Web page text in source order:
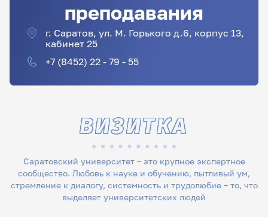
преподавания
г. Саратов, ул. М. Горького д.6, корпус 13,
кабинет 25
+7 (8452) 22 - 79 - 55
Саратовский университет – это крупное экспертное
сообщество. Любовь к науке и обучению, пытливый ум,
стремление к диалогу, системность и трудолюбие – то, что
выделяет университетских людей
ВИЗИТКА